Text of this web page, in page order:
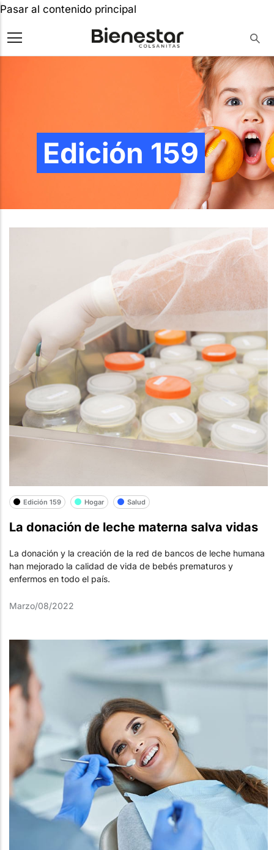
Pasar al contenido principal
Edición 159
Edición 159 Hogar Salud
La donación de leche materna salva vidas
La donación y la creación de la red de bancos de leche humana
han mejorado la calidad de vida de bebés prematuros y
enfermos en todo el país.
Marzo/08/2022